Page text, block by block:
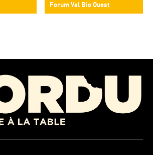
Forum Val Bio Ouest